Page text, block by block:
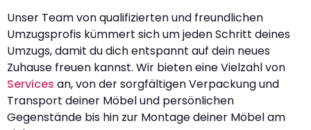
Unser Team von qualifizierten und freundlichen
Umzugsprofis kümmert sich um jeden Schritt deines
Umzugs, damit du dich entspannt auf dein neues
Zuhause freuen kannst. Wir bieten eine Vielzahl von
Services an, von der sorgfältigen Verpackung und
Transport deiner Möbel und persönlichen
Gegenstände bis hin zur Montage deiner Möbel am